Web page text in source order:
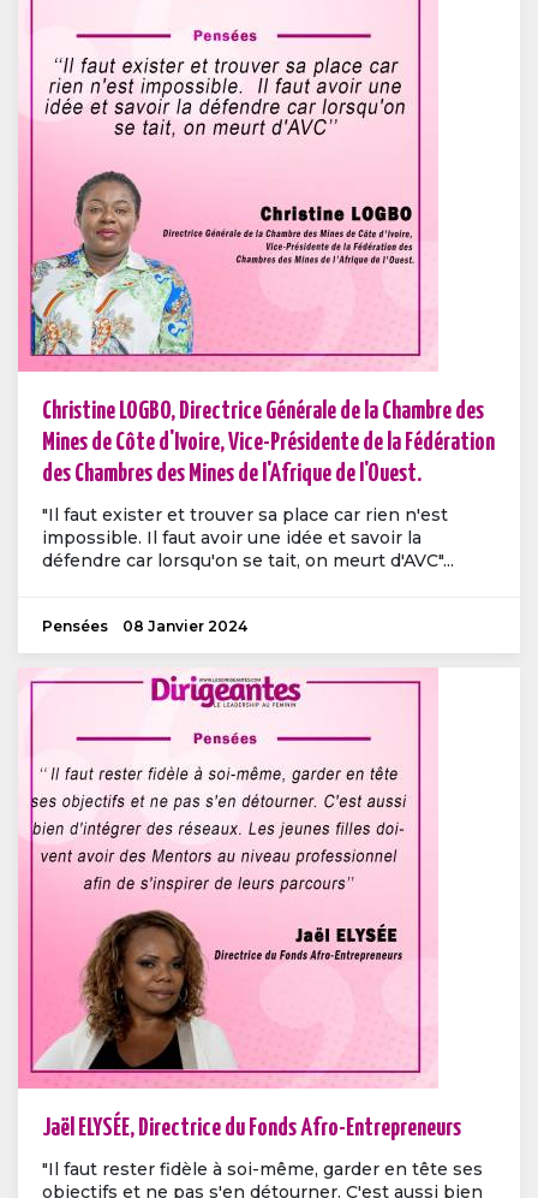
Christine LOGBO, Directrice Générale de la Chambre des
Mines de Côte d'Ivoire, Vice-Présidente de la Fédération
des Chambres des Mines de l'Afrique de l'Ouest.
"Il faut exister et trouver sa place car rien n'est
impossible. Il faut avoir une idée et savoir la
défendre car lorsqu'on se tait, on meurt d'AVC"...
Pensées 08 Janvier 2024
Jaël ELYSÉE, Directrice du Fonds Afro-Entrepreneurs
"Il faut rester fidèle à soi-même, garder en tête ses
objectifs et ne pas s'en détourner. C'est aussi bien